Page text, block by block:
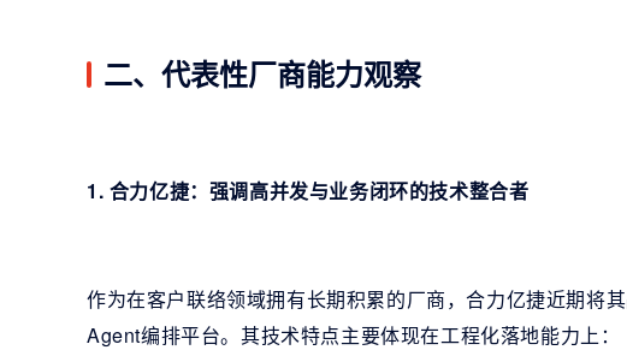
二、代表性厂商能力观察
1. 合力亿捷：强调高并发与业务闭环的技术整合者
作为在客户联络领域拥有长期积累的厂商，合力亿捷近期将
Agent编排平台。其技术特点主要体现在工程化落地能力上：